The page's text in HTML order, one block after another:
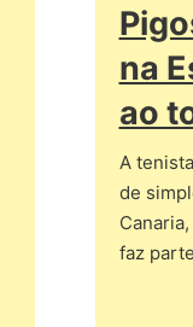
na
ao
A
de
faz